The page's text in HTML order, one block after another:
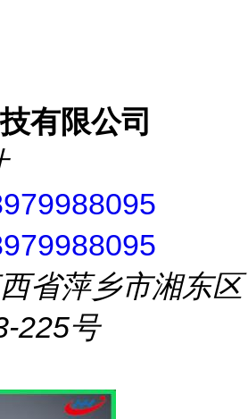
有限公司
省萍乡市湘东区
225号